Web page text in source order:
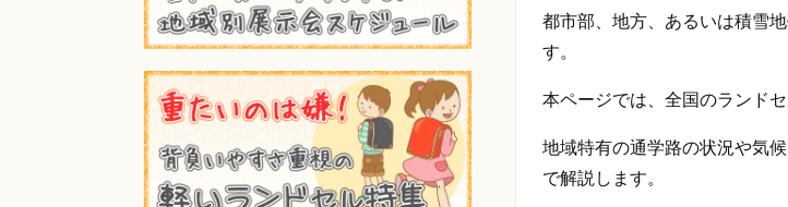
都市部、地方、あるいは積雪
す。
本ページでは、全国のランド
地域特有の通学路の状況や気
で解説します。